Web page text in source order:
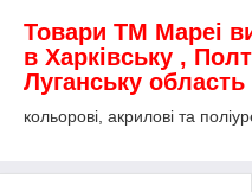
Товари ТМ Mapei
в Харківську ,
Луганську область
кольорові, акрилові та